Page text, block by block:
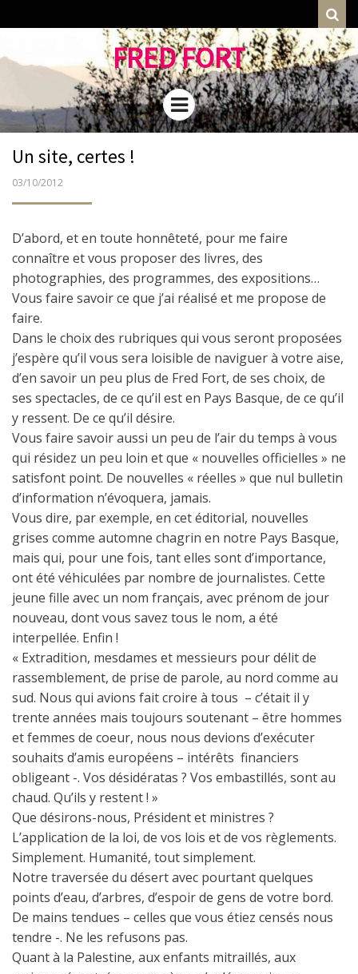
FRED FORT
Menu
Un site, certes !
PUBLIÉ
03/10/2012
D’abord, et en toute honnêteté, pour me faire
connaître et vous proposer des livres, des
photographies, des programmes, des expositions…
Vous faire savoir ce que j’ai réalisé et me propose de
faire.
Dans le choix des rubriques qui vous seront proposées
j’espère qu’il vous sera loisible de naviguer à votre aise,
d’en savoir un peu plus de Fred Fort, de ses choix, de
ses spectacles, de ce qu’il est en Pays Basque, de ce qu’il
y ressent. De ce qu’il désire.
Vous faire savoir aussi un peu de l’air du temps à vous
qui résidez un peu loin et que « nouvelles officielles » ne
satisfont point. De nouvelles « réelles » que nul bulletin
d’information n’évoquera, jamais.
Vous dire, par exemple, en cet éditorial, nouvelles
grises comme automne chagrin en notre Pays Basque,
mais qui, pour une fois, tant elles sont d’importance,
ont été véhiculées par nombre de journalistes. Cette
jeune fille avec un nom français, avec prénom de jour
nouveau, dont vous savez tous le nom, a été
interpellée. Enfin !
« Extradition, mesdames et messieurs pour délit de
rassemblement, de prise de parole, au nord comme au
sud. Nous qui avions fait croire à tous – c’était il y
trente années mais toujours soutenant – être hommes
et femmes de coeur, nous nous devions d’exécuter
souhaits d’amis européens – intérêts financiers
obligeant -. Vos désidératas ? Vos embastillés, sont au
chaud. Qu’ils y restent ! »
Que désirons-nous, Président et ministres ?
L’application de la loi, de vos lois et de vos règlements.
Simplement. Humanité, tout simplement.
Notre traversée du désert avec pourtant quelques
points d’eau, d’arbres, d’espoir de gens de votre bord.
De mains tendues – celles que vous étiez censés nous
tendre -. Ne les refusons pas.
Quant à la Palestine, aux enfants mitraillés, aux